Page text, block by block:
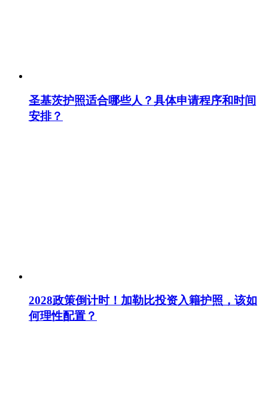
圣基茨护照适合哪些人？具体申请程序和时间
安排？
2028政策倒计时！加勒比投资入籍护照，该如
何理性配置？